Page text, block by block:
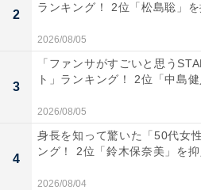
第2位：慶應義塾大学（23.2
2位には、「慶應義塾大学」が
総合政策学部・環境情報学部
会」というコンセプトを中心
用。学年にかかわらず、自身に
でき、1年生のうちから専門的
2
ランキング！ 2位「松島聡」を
2026/08/05
3
「ファンサがすごいと思う
ト」ランキング！ 2位「中島健
2026/08/05
4
身長を知って驚いた「50代女
ング！ 2位「鈴木保奈美」を抑
2026/08/04